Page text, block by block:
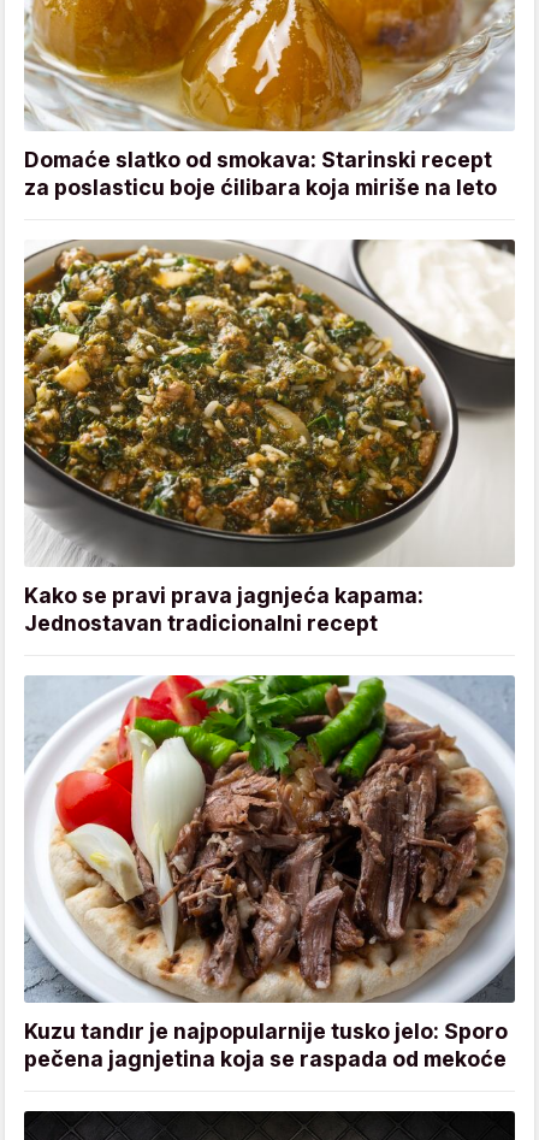
Domaće slatko od smokava: Starinski recept
za poslasticu boje ćilibara koja miriše na leto
Kako se pravi prava jagnjeća kapama:
Jednostavan tradicionalni recept
Kuzu tandır je najpopularnije tusko jelo: Sporo
pečena jagnjetina koja se raspada od mekoće